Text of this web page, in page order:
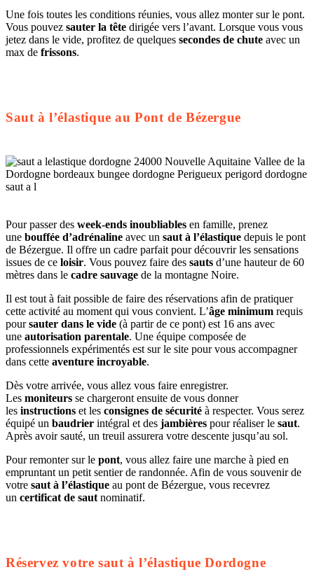
Une fois toutes les conditions réunies, vous allez monter sur le pont.
Vous pouvez sauter la tête dirigée vers l’avant. Lorsque vous vous
jetez dans le vide, profitez de quelques secondes de chute avec un
max de frissons.
Saut à l’élastique au Pont de Bézergue
Pour passer des week-ends inoubliables en famille, prenez
une bouffée d’adrénaline avec un saut à l’élastique depuis le pont
de Bézergue. Il offre un cadre parfait pour découvrir les sensations
issues de ce loisir. Vous pouvez faire des sauts d’une hauteur de 60
mètres dans le cadre sauvage de la montagne Noire.
Il est tout à fait possible de faire des réservations afin de pratiquer
cette activité au moment qui vous convient. L’âge minimum requis
poursauter dans le vide (à partir de ce pont) est 16 ans avec
une autorisation parentale. Une équipe composée de
professionnels expérimentés est sur le site pour vous accompagner
dans cette aventure incroyable.
Dès votre arrivée, vous allez vous faire enregistrer.
Les moniteurs se chargeront ensuite de vous donner
les instructions et les consignes de sécurité à respecter. Vous serez
équipé un baudrier intégral et des jambières pour réaliser le saut.
Après avoir sauté, un treuil assurera votre descente jusqu’au sol.
Pour remonter sur le pont, vous allez faire une marche à pied en
empruntant un petit sentier de randonnée. Afin de vous souvenir de
votre saut à l’élastique au pont de Bézergue, vous recevrez
un certificat de saut nominatif.
Réservez votre saut à l’élastique Dordogne